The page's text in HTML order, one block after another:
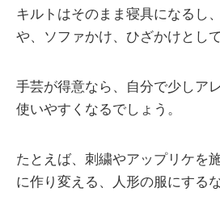
キルトはそのまま寝具になるし
や、ソファかけ、ひざかけとし
手芸が得意なら、自分で少しア
使いやすくなるでしょう。
たとえば、刺繍やアップリケを
に作り変える、人形の服にするな